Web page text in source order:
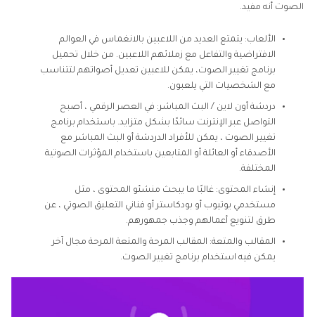
الجزء 5. الأسئلة الشائعة حول برنامج تغيير الصوت
الاستنتاج
الصوت أنه مفيد.
الألعاب: يتمتع العديد من اللاعبين بالانغماس في العوالم
الافتراضية والتفاعل مع زملائهم اللاعبين. من خلال تحميل
برنامج تغيير الصوت، يمكن للاعبين تعديل أصواتهم لتتناسب
مع الشخصيات التي يلعبون.
دردشة أون لاين / البث المباشر: في العصر الرقمي ، أصبح
التواصل عبر الإنترنت سائدًا بشكل متزايد. باستخدام برنامج
تغيير الصوت ، يمكن للأفراد الدردشة أو البث المباشر مع
الأصدقاء أو العائلة أو المتابعين باستخدام المؤثرات الصوتية
المختلفة.
إنشاء المحتوى: غالبًا ما يبحث منشئو المحتوى ، مثل
مستخدمي يوتيوب أو بودكاستر أو فناني التعليق الصوتي ، عن
طرق لتنويع أعمالهم وجذب جمهورهم.
المقالب والمتعة: المقالب المرحة والمتعة المرحة مجال آخر
يمكن فيه استخدام برنامج تغيير الصوت.